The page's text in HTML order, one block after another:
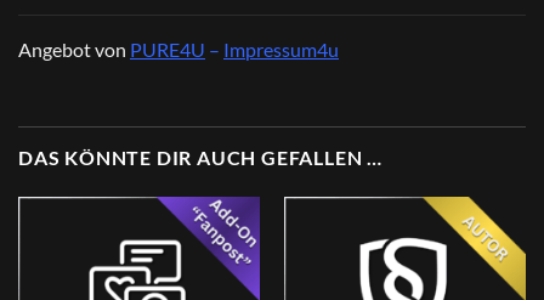
Angebot von PURE4U – Impressum4u
DAS KÖNNTE DIR AUCH GEFALLEN …